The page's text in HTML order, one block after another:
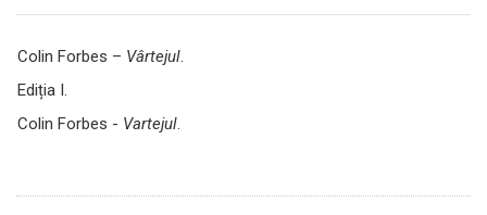
Colin Forbes – Vârtejul.
Ediția I.
Colin Forbes - Vartejul.